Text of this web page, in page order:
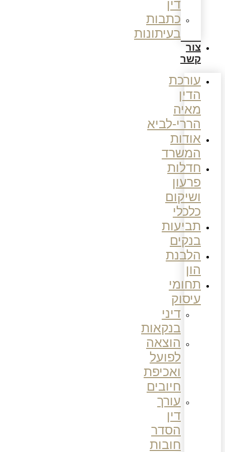
דין
כתבות
בעיתונות
צור
קשר
עורכת
הדין
מאיה
הררי-לביא
אודות
המשרד
חדלות
פרעון
ושיקום
כלכלי
תביעות
בנקים
הלבנת
הון
תחומי
עיסוק
דיני
בנקאות
הוצאה
לפועל
ואכיפת
חיובים
עורך
דין
הסדר
חובות